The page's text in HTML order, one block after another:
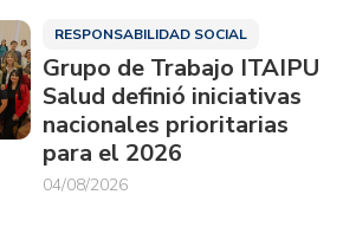
RESPONSABILIDAD SOCIAL
Grupo de Trabajo ITAIPU
Salud definió iniciativas
nacionales prioritarias
para el 2026
04/08/2026